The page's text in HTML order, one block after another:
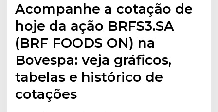
Acompanhe a cotação de
hoje da ação BRFS3.SA
(BRF FOODS ON) na
Bovespa: veja gráficos,
tabelas e histórico de
cotações